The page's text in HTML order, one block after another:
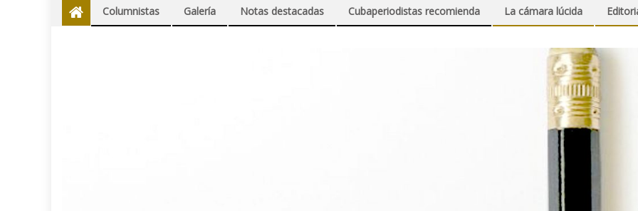
Columnistas Galería Notas destacadas Cubaperiodistas recomienda La cámara lúcida